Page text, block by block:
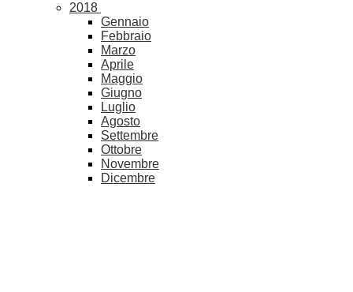
2018
Gennaio
Febbraio
Marzo
Aprile
Maggio
Giugno
Luglio
Agosto
Settembre
Ottobre
Novembre
Dicembre